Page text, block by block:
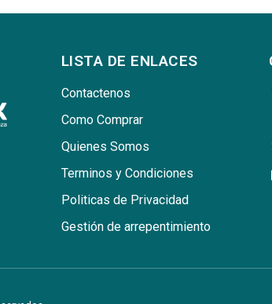
LISTA DE ENLACES
Contactenos
Como Comprar
Quienes Somos
Terminos y Condiciones
Politicas de Privacidad
Gestión de arrepentimiento